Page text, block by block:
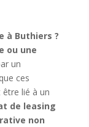
à Buthiers ?
ou une
un
ces
lié à un
de leasing
non